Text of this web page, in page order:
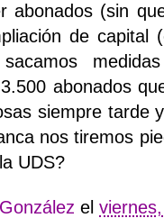
abonados (sin
de capital
abonados
siempre tarde
nos tiremos
UDS?
el